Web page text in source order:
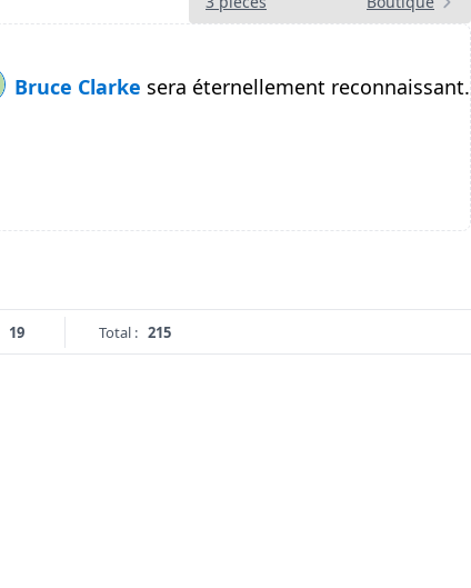
Bruce Clarke sera éternellement reconnaissant.
19 Total : 215